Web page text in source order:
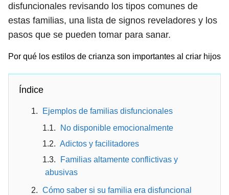
disfuncionales revisando los tipos comunes de
estas familias, una lista de signos reveladores y los
pasos que se pueden tomar para sanar.
Por qué los estilos de crianza son importantes al criar hijos
Índice
Ejemplos de familias disfuncionales
No disponible emocionalmente
Adictos y facilitadores
Familias altamente conflictivas y
abusivas
Cómo saber si su familia era disfuncional